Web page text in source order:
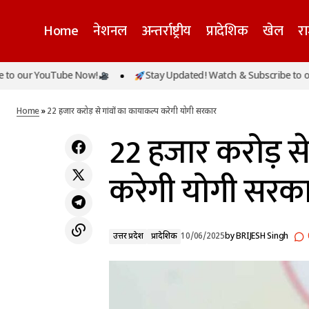
Home नेशनल अन्तर्राष्ट्रीय प्रादेशिक खेल
दक्षता का नया युग: शिक्षा प्रशासन को नए कलेवर की ओर
Now! Stay Updated! Watch & Subscribe to our
Home»22 हजार करोड़ से गांवों का कायाकल्प करेगी योगी सरकार
22 हजार करोड़
करेगी योगी
उत्तर प्रदेश प्रादेशिक 10/06/2025byBRIJESH Singh